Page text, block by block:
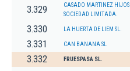
3.329
CASADO MARTINEZ HIJOS
SOCIEDAD LIMITADA.
3.330 LA HUERTA DE LIEM SL.
3.331 CAN BANANA SL
3.332 FRUESPASA SL.